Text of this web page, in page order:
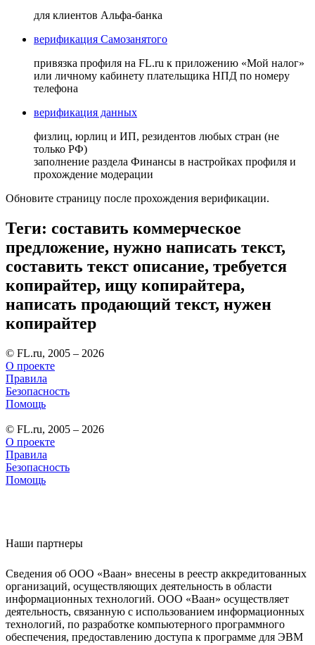
для клиентов Альфа-банка
верификация Самозанятого
привязка профиля на FL.ru к приложению «Мой налог»
или личному кабинету плательщика НПД по номеру
телефона
верификация данных
физлиц, юрлиц и ИП, резидентов любых стран (не
только РФ)
заполнение раздела Финансы в настройках профиля и
прохождение модерации
Обновите страницу после прохождения верификации.
Теги: составить коммерческое
предложение, нужно написать текст,
составить текст описание, требуется
копирайтер, ищу копирайтера,
написать продающий текст, нужен
копирайтер
© FL.ru, 2005 – 2026
О проекте
Правила
Безопасность
Помощь
© FL.ru, 2005 – 2026
О проекте
Правила
Безопасность
Помощь
Наши партнеры
Сведения об ООО «Ваан» внесены в реестр аккредитованных
организаций, осуществляющих деятельность в области
информационных технологий. ООО «Ваан» осуществляет
деятельность, связанную с использованием информационных
технологий, по разработке компьютерного программного
обеспечения, предоставлению доступа к программе для ЭВМ